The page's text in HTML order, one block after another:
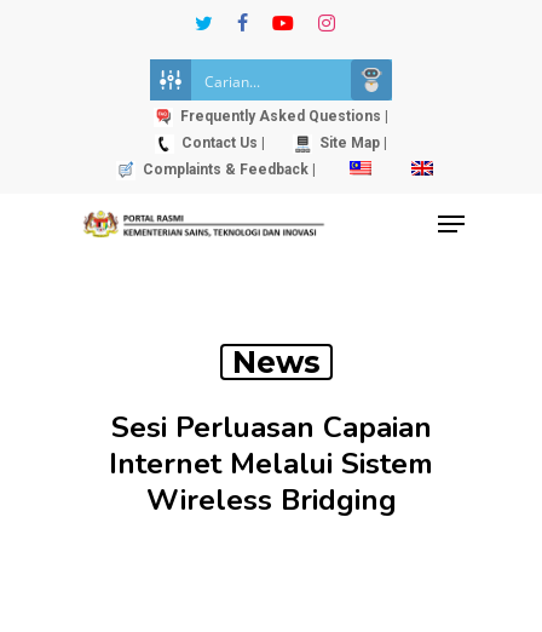
twitterfacebookyoutubeinstagram
Frequently Asked Questions |
Contact Us |
Site Map |
Complaints & Feedback |
Menu
News
Sesi Perluasan Capaian
Internet Melalui Sistem
Wireless Bridging